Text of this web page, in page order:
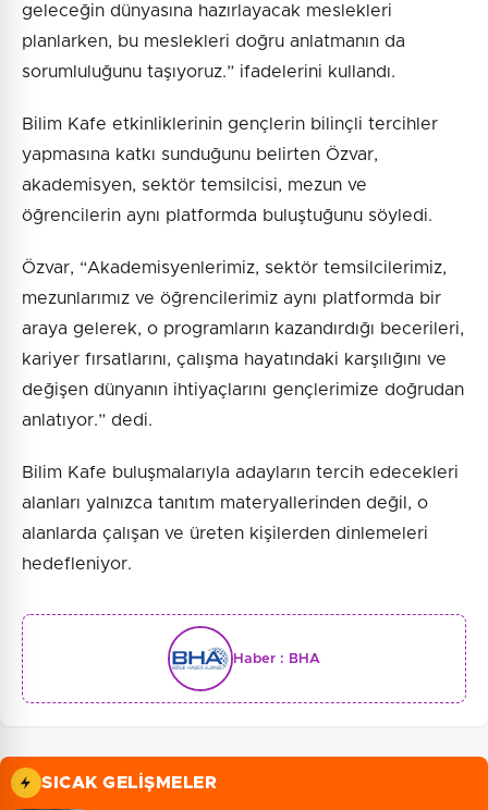
geleceğin dünyasına hazırlayacak meslekleri
planlarken, bu meslekleri doğru anlatmanın da
sorumluluğunu taşıyoruz.” ifadelerini kullandı.
Bilim Kafe etkinliklerinin gençlerin bilinçli tercihler
yapmasına katkı sunduğunu belirten Özvar,
akademisyen, sektör temsilcisi, mezun ve
öğrencilerin aynı platformda buluştuğunu söyledi.
Özvar, “Akademisyenlerimiz, sektör temsilcilerimiz,
mezunlarımız ve öğrencilerimiz aynı platformda bir
araya gelerek, o programların kazandırdığı becerileri,
kariyer fırsatlarını, çalışma hayatındaki karşılığını ve
değişen dünyanın ihtiyaçlarını gençlerimize doğrudan
anlatıyor.” dedi.
Bilim Kafe buluşmalarıyla adayların tercih edecekleri
alanları yalnızca tanıtım materyallerinden değil, o
alanlarda çalışan ve üreten kişilerden dinlemeleri
hedefleniyor.
Haber : BHA
SICAK GELIŞMELER